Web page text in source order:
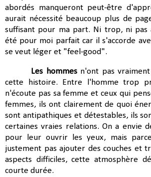
abordés manqueront peut-être
aurait nécessité beaucoup plus de
suffisant pour ma part. Ni trop, ni pas
été pour moi parfait car il s'accorde
se veut léger et "feel-good".
Les hommesn'ont pas
cette histoire. Entre l'homme trop
n'écoute pas sa femme et ceux qui
femmes, ils ont clairement de quoi
sont antipathiques et détestables, ils
certaines vraies relations. On a envie
pour leur ouvrir les yeux, mais
justement pas ajouter des couches et
aspects difficiles, cette atmosphère
courte durée.